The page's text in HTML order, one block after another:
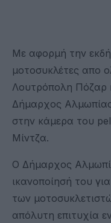
Με αφορμή την
μοτοσυκλέτες απο
Λουτρόπολη Πόζαρ
Δήμαρχος
στην κάμερα του
Μίντζα.
Ο Δήμαρχος
ικανοποίησή του
των
απόλυτη επιτυχία